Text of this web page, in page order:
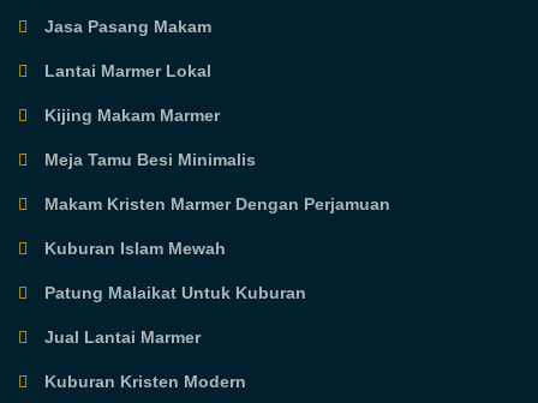
Jasa Pasang Makam
Lantai Marmer Lokal
Kijing Makam Marmer
Meja Tamu Besi Minimalis
Makam Kristen Marmer Dengan Perjamuan
Kuburan Islam Mewah
Patung Malaikat Untuk Kuburan
Jual Lantai Marmer
Kuburan Kristen Modern